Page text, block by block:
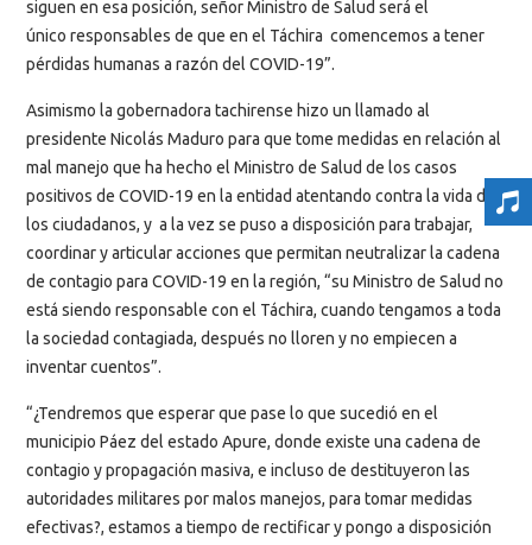
siguen en esa posición, señor Ministro de Salud será el
único responsables de que en el Táchira comencemos a tener
pérdidas humanas a razón del COVID-19”.
Asimismo la gobernadora tachirense hizo un llamado al
presidente Nicolás Maduro para que tome medidas en relación al
mal manejo que ha hecho el Ministro de Salud de los casos
positivos de COVID-19 en la entidad atentando contra la vida de
los ciudadanos, y a la vez se puso a disposición para trabajar,
coordinar y articular acciones que permitan neutralizar la cadena
de contagio para COVID-19 en la región, “su Ministro de Salud no
está siendo responsable con el Táchira, cuando tengamos a toda
la sociedad contagiada, después no lloren y no empiecen a
inventar cuentos”.
“¿Tendremos que esperar que pase lo que sucedió en el
municipio Páez del estado Apure, donde existe una cadena de
contagio y propagación masiva, e incluso de destituyeron las
autoridades militares por malos manejos, para tomar medidas
efectivas?, estamos a tiempo de rectificar y pongo a disposición